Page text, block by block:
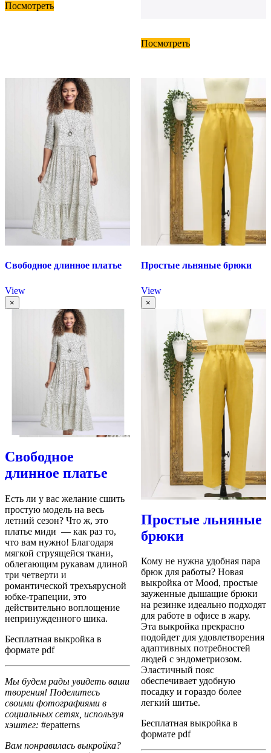
Посмотреть
Посмотреть
Свободное длинное платье
View
×
Свободное
длинное платье
Есть ли у вас желание сшить
простую модель на весь
летний сезон? Что ж, это
платье миди — как раз то,
что вам нужно! Благодаря
мягкой струящейся ткани,
облегающим рукавам длиной
три четверти и
романтической трехъярусной
юбке-трапеции, это
действительно воплощение
непринужденного шика.
Бесплатная выкройка в
формате pdf
Мы будем рады увидеть ваши
творения! Поделитесь
своими фотографиями в
социальных сетях, используя
хэштег: #epatterns
Вам понравилась выкройка?
Простые льняные брюки
View
×
Простые льняные
брюки
Кому не нужна удобная пара
брюк для работы? Новая
выкройка от Mood, простые
зауженные дышащие брюки
на резинке идеально подходят
для работе в офисе в жару.
Эта выкройка прекрасно
подойдет для удовлетворения
адаптивных потребностей
людей с эндометриозом.
Эластичный пояс
обеспечивает удобную
посадку и гораздо более
легкий шитье.
Бесплатная выкройка в
формате pdf